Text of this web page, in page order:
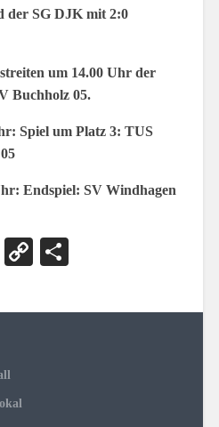
der SG DJK mit 2:0
um 14.00 Uhr der
Buchholz 05.
Spiel um Platz 3: TUS
SV Windhagen
EmailCopy